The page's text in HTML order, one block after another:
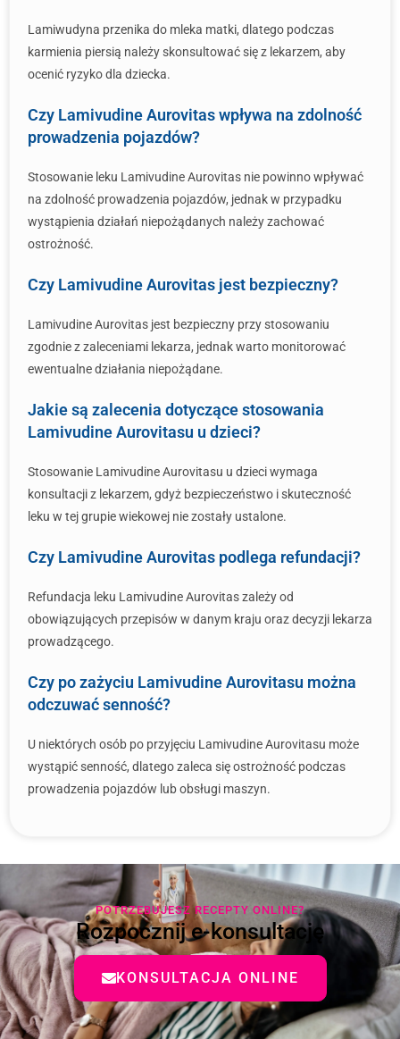
Lamiwudyna przenika do mleka matki, dlatego podczas
karmienia piersią należy skonsultować się z lekarzem, aby
ocenić ryzyko dla dziecka.
Czy Lamivudine Aurovitas wpływa na zdolność
prowadzenia pojazdów?
Stosowanie leku Lamivudine Aurovitas nie powinno wpływać
na zdolność prowadzenia pojazdów, jednak w przypadku
wystąpienia działań niepożądanych należy zachować
ostrożność.
Czy Lamivudine Aurovitas jest bezpieczny?
Lamivudine Aurovitas jest bezpieczny przy stosowaniu
zgodnie z zaleceniami lekarza, jednak warto monitorować
ewentualne działania niepożądane.
Jakie są zalecenia dotyczące stosowania
Lamivudine Aurovitasu u dzieci?
Stosowanie Lamivudine Aurovitasu u dzieci wymaga
konsultacji z lekarzem, gdyż bezpieczeństwo i skuteczność
leku w tej grupie wiekowej nie zostały ustalone.
Czy Lamivudine Aurovitas podlega refundacji?
Refundacja leku Lamivudine Aurovitas zależy od
obowiązujących przepisów w danym kraju oraz decyzji lekarza
prowadzącego.
Czy po zażyciu Lamivudine Aurovitasu można
odczuwać senność?
U niektórych osób po przyjęciu Lamivudine Aurovitasu może
wystąpić senność, dlatego zaleca się ostrożność podczas
prowadzenia pojazdów lub obsługi maszyn.
POTRZEBUJESZ RECEPTY ONLINE?
Rozpocznij e-konsultację
KONSULTACJA ONLINE